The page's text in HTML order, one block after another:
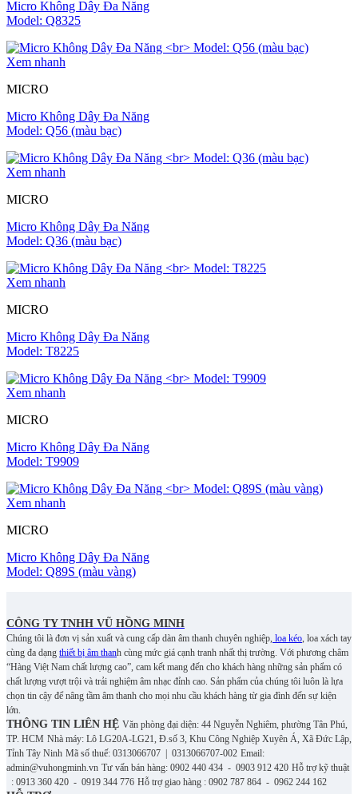
Micro Không Dây Đa Năng
Model: Q8325
Xem nhanh
MICRO
Micro Không Dây Đa Năng
Model: Q56 (màu bạc)
Xem nhanh
MICRO
Micro Không Dây Đa Năng
Model: Q36 (màu bạc)
Xem nhanh
MICRO
Micro Không Dây Đa Năng
Model: T8225
Xem nhanh
MICRO
Micro Không Dây Đa Năng
Model: T9909
Xem nhanh
MICRO
Micro Không Dây Đa Năng
Model: Q89S (màu vàng)
CÔNG TY TNHH VŨ HỒNG MINH
Chúng tôi là đơn vị sản xuất và cung cấp dàn âm thanh chuyên nghiệp, loa kéo, loa xách tay
cùng đa dạng thiết bị âm thanh cùng mức giá cạnh tranh nhất thị trường. Với phương châm
“Hàng Việt Nam chất lượng cao”, cam kết mang đến cho khách hàng những sản phẩm có
chất lượng vượt trội và trải nghiệm âm nhạc đỉnh cao. Sản phẩm của chúng tôi luôn là lựa
chọn tin cậy để nâng tầm âm thanh cho mọi nhu cầu khách hàng từ gia đình đến sự kiện
lớn.
THÔNG TIN LIÊN HỆ Văn phòng đại diện: 44 Nguyễn Nghiêm, phường Tân Phú,
TP. HCM Nhà máy: Lô LG20A-LG21, Đ.số 3, Khu Công Nghiệp Xuyên Á, Xã Đức Lập,
Tỉnh Tây Ninh Mã số thuế: 0313066707 | 0313066707-002 Email:
admin@vuhongminh.vn Tư vấn bán hàng: 0902 440 434 - 0903 912 420 Hỗ trợ kỹ thuật
: 0913 360 420 - 0919 344 776 Hỗ trợ giao hàng : 0902 787 864 - 0962 244 162